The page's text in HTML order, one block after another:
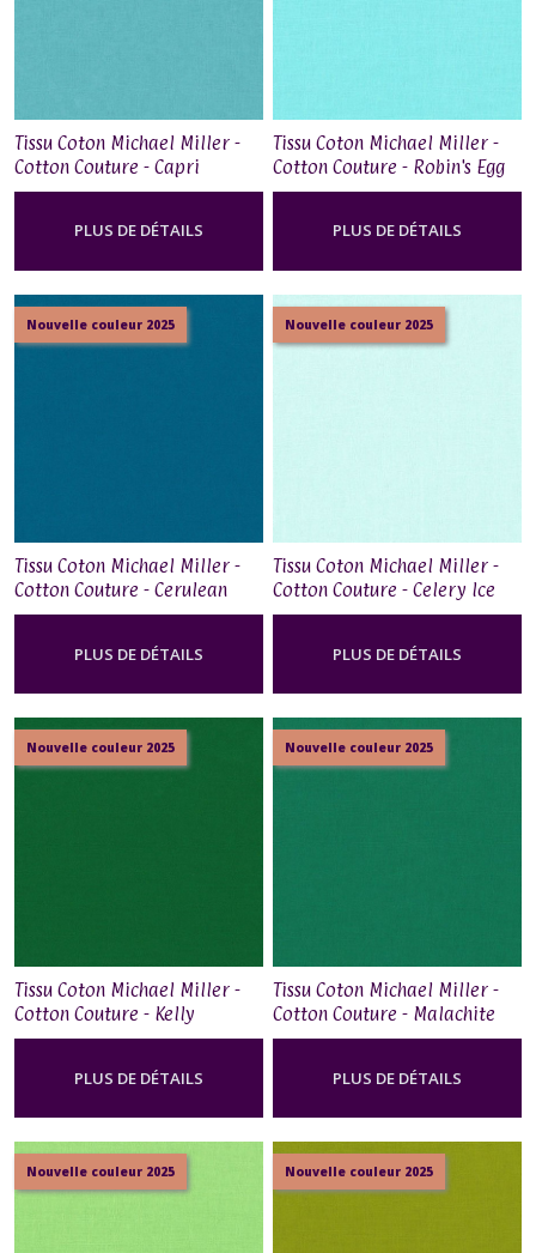
Tissu Coton Michael Miller -
Cotton Couture - Capri
PLUS DE DÉTAILS
Tissu Coton Michael Miller -
Cotton Couture - Robin's Egg
PLUS DE DÉTAILS
Nouvelle couleur 2025
Tissu Coton Michael Miller -
Cotton Couture - Cerulean
Blue
PLUS DE DÉTAILS
Nouvelle couleur 2025
Tissu Coton Michael Miller -
Cotton Couture - Celery Ice
PLUS DE DÉTAILS
Nouvelle couleur 2025
Tissu Coton Michael Miller -
Cotton Couture - Kelly
PLUS DE DÉTAILS
Nouvelle couleur 2025
Tissu Coton Michael Miller -
Cotton Couture - Malachite
PLUS DE DÉTAILS
Nouvelle couleur 2025 Nouvelle couleur 2025